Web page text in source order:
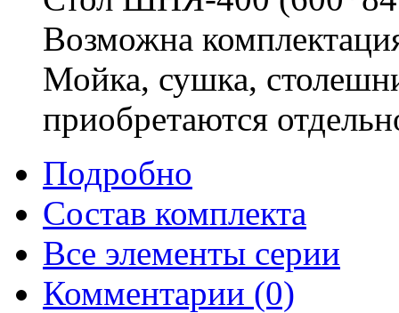
Возможна
Мойка, сушка,
приобретаются
Подробно
Состав комплекта
Все элементы серии
Комментарии (0)